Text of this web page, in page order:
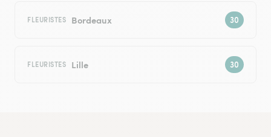
FLEURISTES Bordeaux
FLEURISTES Lille